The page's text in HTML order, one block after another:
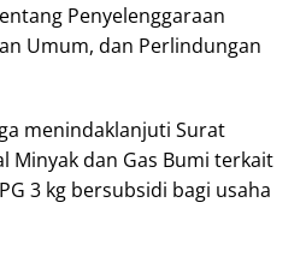
Penyelenggaraan
Umum, dan Perlindungan
menindaklanjuti Surat
Minyak dan Gas Bumi terkait
3 kg bersubsidi bagi usaha